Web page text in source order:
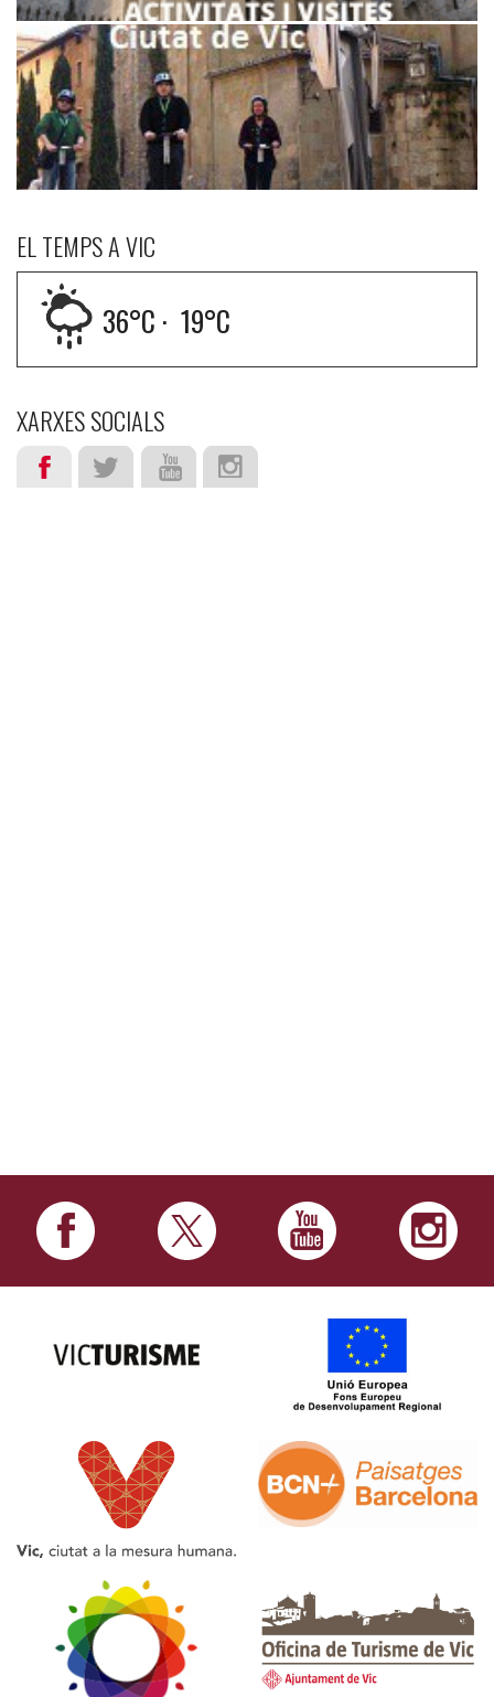
EL TEMPS A VIC
36°C · 19°C
XARXES SOCIALS